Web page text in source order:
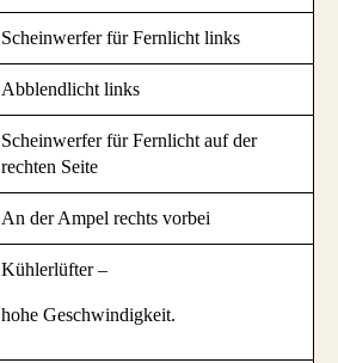
Scheinwerfer für Fernlicht links
Abblendlicht links
Scheinwerfer für Fernlicht auf der
rechten Seite
An der Ampel rechts vorbei
Kühlerlüfter –
hohe Geschwindigkeit.